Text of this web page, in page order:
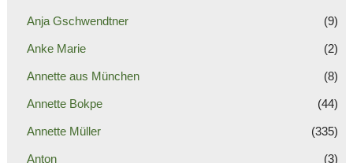
Anja Gschwendtner (9)
Anke Marie (2)
Annette aus München (8)
Annette Bokpe (44)
Annette Müller (335)
Anton (3)